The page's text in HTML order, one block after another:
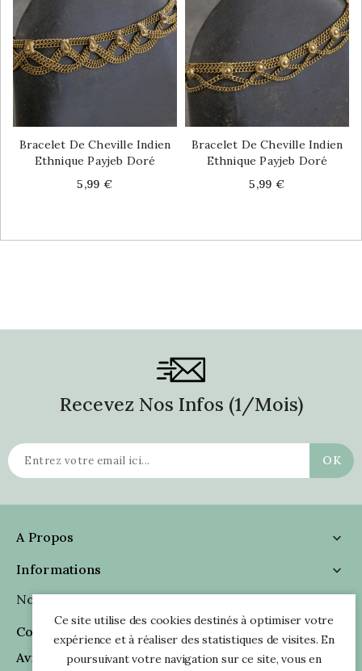
Bracelet De Cheville Indien
Ethnique Payjeb Doré
Price
5,99 €
Bracelet De Cheville Indien
Ethnique Payjeb Doré
Price
5,99 €
Recevez Nos Infos (1/mois)
A Propos

Informations

Nous Suivre

Coordonnées
Avis Clients
Ce site utilise des cookies destinés à optimiser votre
expérience et à réaliser des statistiques de visites. En
poursuivant votre navigation sur ce site, vous en